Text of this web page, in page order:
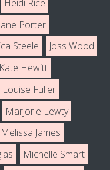
Heidi Rice
Jane Porter
Steele
Joss Wood
Kate Hewitt
Louise Fuller
Marjorie Lewty
Melissa James
Michelle Smart